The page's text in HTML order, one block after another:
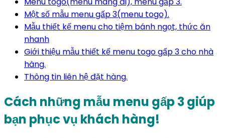
Một số mẫu menu gấp 3(menu togo).
Mẫu thiết kế menu cho tiệm bánh ngọt, thức ăn
nhanh
Giới thiệu mẫu thiết kế menu togo gấp 3 cho nhà
hàng.
Thông tin liên hệ đặt hàng.
Cách những mẫu menu gấp 3 giúp
bạn phục vụ khách hàng!